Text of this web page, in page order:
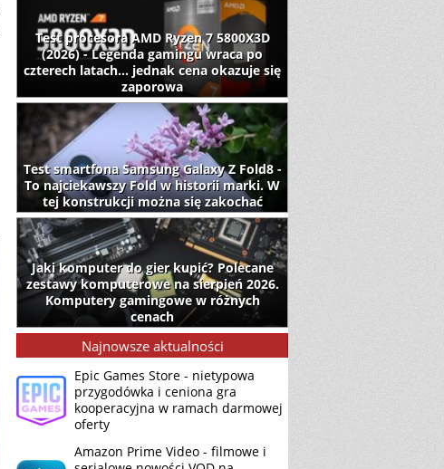
Test procesora AMD Ryzen 7 5800X3D
(2026) - Legenda gamingu wraca po
czterech latach... jednak cena okazuje się
zaporowa
Test smartfona Samsung Galaxy Z Fold8 -
To najciekawszy Fold w historii marki. W
tej konstrukcji można się zakochać
Jaki komputer do gier kupić? Polecane
zestawy komputerowe na sierpień 2026.
Komputery gamingowe w różnych
cenach
Najnowsze aktualności
Epic Games Store - nietypowa
przygodówka i ceniona gra
kooperacyjna w ramach darmowej
oferty
Amazon Prime Video - filmowe i